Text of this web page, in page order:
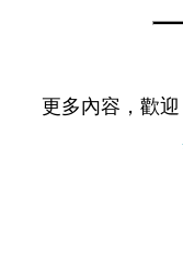
更多內容，歡迎